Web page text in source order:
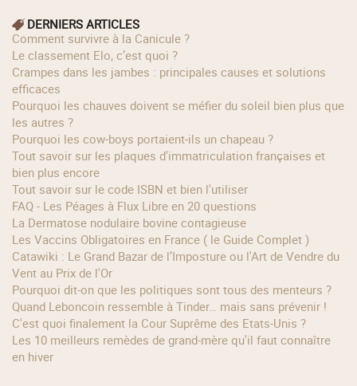
DERNIERS ARTICLES
Comment survivre à la Canicule ?
Le classement Elo, c’est quoi ?
Crampes dans les jambes : principales causes et solutions
efficaces
Pourquoi les chauves doivent se méfier du soleil bien plus que
les autres ?
Pourquoi les cow‑boys portaient‑ils un chapeau ?
Tout savoir sur les plaques d'immatriculation françaises et
bien plus encore
Tout savoir sur le code ISBN et bien l'utiliser
FAQ - Les Péages à Flux Libre en 20 questions
La Dermatose nodulaire bovine contagieuse
Les Vaccins Obligatoires en France ( le Guide Complet )
Catawiki : Le Grand Bazar de l’Imposture ou l'Art de Vendre du
Vent au Prix de l'Or
Pourquoi dit-on que les politiques sont tous des menteurs ?
Quand Leboncoin ressemble à Tinder… mais sans prévenir !
C'est quoi finalement la Cour Suprême des Etats-Unis ?
Les 10 meilleurs remèdes de grand-mère qu'il faut connaître
en hiver